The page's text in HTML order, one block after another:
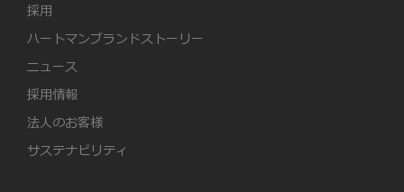
採用
ハートマンブランドストーリー
ニュース
採用情報
法人のお客様
サステナビリティ